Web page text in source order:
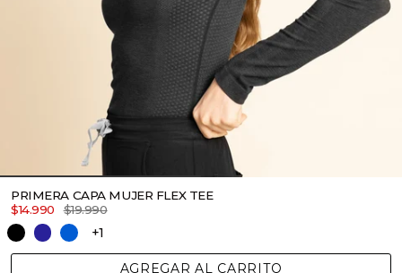
PRIMERA CAPA MUJER FLEX TEE
$14.990
$19.990
+1
AGREGAR AL CARRITO